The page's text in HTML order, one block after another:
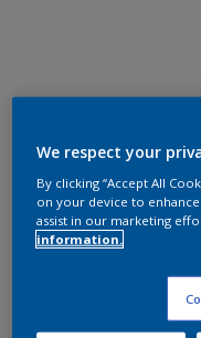
We respect your
By clicking “Accept All
on your device to enhance
assist in our marketing
information.